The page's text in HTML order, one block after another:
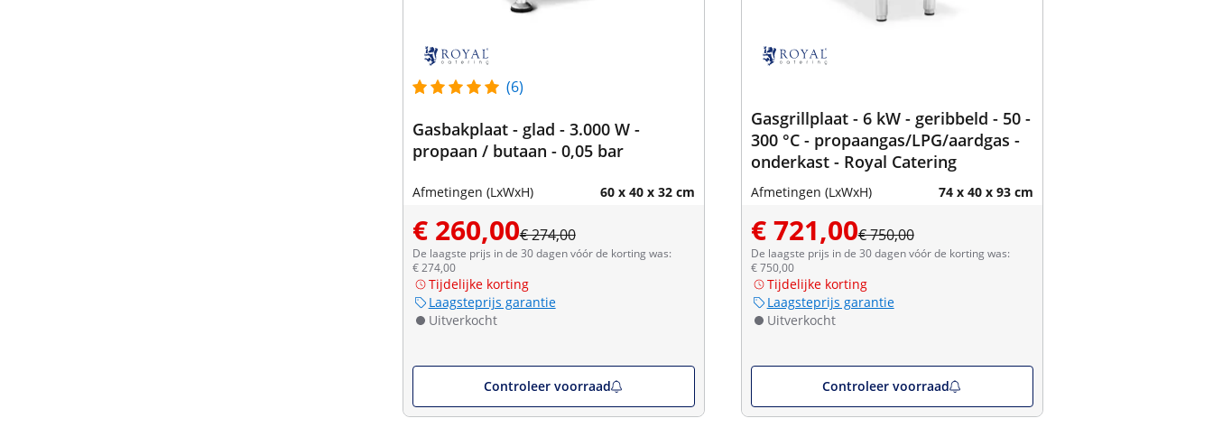
(6)
Gasbakplaat - glad - 3.000 W -
propaan / butaan - 0,05 bar
Afmetingen (LxWxH) 60 x 40 x 32 cm
€ 260,00€ 274,00
De laagste prijs in de 30 dagen vóór de korting was:
€ 274,00
Tijdelijke korting
Laagsteprijs garantie
Uitverkocht
Controleer voorraad
Gasgrillplaat - 6 kW - geribbeld - 50 -
300 °C - propaangas/LPG/aardgas -
onderkast - Royal Catering
Afmetingen (LxWxH) 74 x 40 x 93 cm
€ 721,00€ 750,00
De laagste prijs in de 30 dagen vóór de korting was:
€ 750,00
Tijdelijke korting
Laagsteprijs garantie
Uitverkocht
Controleer voorraad